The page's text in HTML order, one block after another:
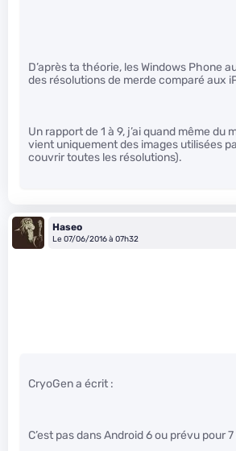
D’après ta théorie, les Windows Phone
des résolutions de merde comparé aux
Un rapport de 1 à 9, j’ai quand même du
vient uniquement des images utilisées
couvrir toutes les résolutions).
Haseo
Le 07/06/2016 à 07h32
CryoGen a écrit :
C’est pas dans Android 6 ou prévu pour